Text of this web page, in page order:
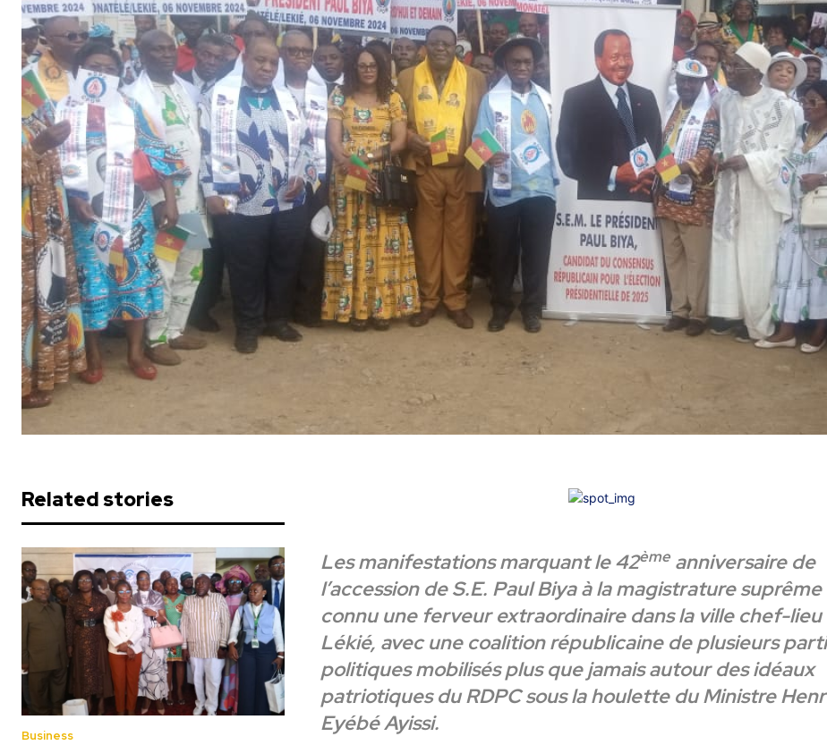
Related stories
Business
Les manifestations marquant le 42ème anniversaire de
l’accession de S.E. Paul Biya à la magistrature
connu une ferveur extraordinaire dans la ville chef-lieu
Lékié, avec une coalition républicaine de plusieurs
politiques mobilisés plus que jamais autour des idéaux
patriotiques du RDPC sous la houlette du Ministre
Eyébé Ayissi.